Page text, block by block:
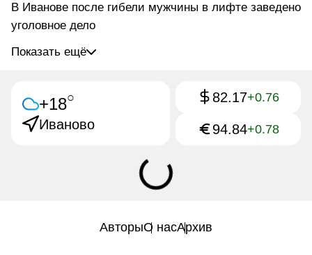
В Иванове после гибели мужчины в лифте заведено
уголовное дело
Показать ещё
+18○
Иваново
82.17+0.76
94.84+0.78
АвторыО насАрхив